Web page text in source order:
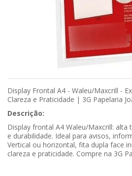
Display Frontal A4 - Waleu/Maxcrill -
Clareza e Praticidade | 3G Papelaria
Descrição:
Display frontal A4 Waleu/Maxcrill: alta
e durabilidade. Ideal para avisos,
Vertical ou horizontal, fita dupla face
clareza e praticidade. Compre na 3G